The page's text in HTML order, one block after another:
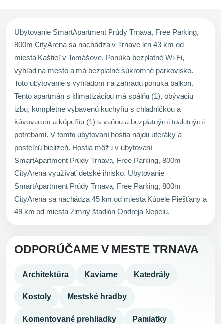
Ubytovanie SmartApartment Prúdy Trnava, Free Parking,
800m CityArena sa nachádza v Trnave len 43 km od
miesta Kaštieľ v Tomášove. Ponúka bezplatné Wi-Fi,
výhľad na mesto a má bezplatné súkromné parkovisko.
Toto ubytovanie s výhľadom na záhradu ponúka balkón.
Tento apartmán s klimatizáciou má spálňu (1), obývaciu
izbu, kompletne vybavenú kuchyňu s chladničkou a
kávovarom a kúpeľňu (1) s vaňou a bezplatnými toaletnými
potrebami. V tomto ubytovaní hostia nájdu uteráky a
posteľnú bielizeň. Hostia môžu v ubytovaní
SmartApartment Prúdy Trnava, Free Parking, 800m
CityArena využívať detské ihrisko. Ubytovanie
SmartApartment Prúdy Trnava, Free Parking, 800m
CityArena sa nachádza 45 km od miesta Kúpele Piešťany a
49 km od miesta Zimný štadión Ondreja Nepelu.
ODPORÚČAME V MESTE TRNAVA
Architektúra Kaviarne Katedrály
Kostoly Mestské hradby
Komentované prehliadky Pamiatky